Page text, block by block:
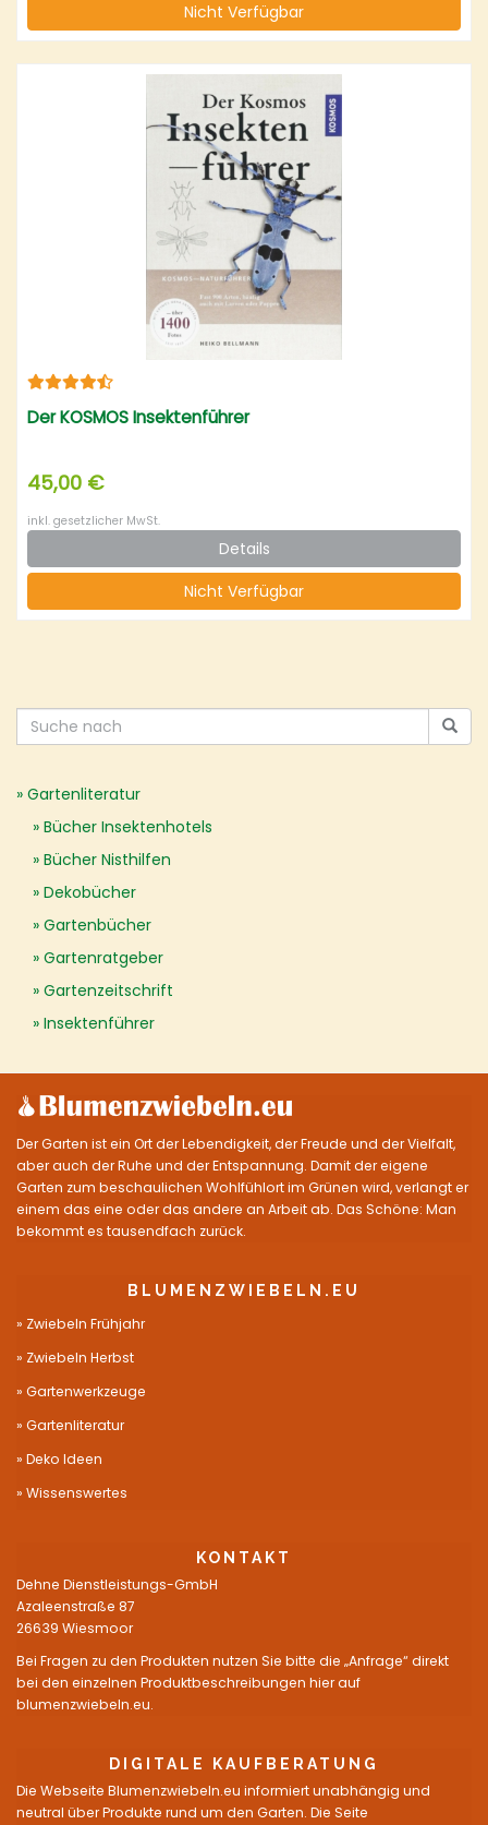
Nicht Verfügbar
Der KOSMOS Insektenführer
45,00 €
inkl. gesetzlicher MwSt.
Details
Nicht Verfügbar
Gartenliteratur
Bücher Insektenhotels
Bücher Nisthilfen
Dekobücher
Gartenbücher
Gartenratgeber
Gartenzeitschrift
Insektenführer
Der Garten ist ein Ort der Lebendigkeit, der Freude und der Vielfalt,
aber auch der Ruhe und der Entspannung. Damit der eigene
Garten zum beschaulichen Wohlfühlort im Grünen wird, verlangt er
einem das eine oder das andere an Arbeit ab. Das Schöne: Man
bekommt es tausendfach zurück.
BLUMENZWIEBELN.EU
Zwiebeln Frühjahr
Zwiebeln Herbst
Gartenwerkzeuge
Gartenliteratur
Deko Ideen
Wissenswertes
KONTAKT
Dehne Dienstleistungs-GmbH
Azaleenstraße 87
26639 Wiesmoor
Bei Fragen zu den Produkten nutzen Sie bitte die „Anfrage“ direkt
bei den einzelnen Produktbeschreibungen hier auf
blumenzwiebeln.eu.
DIGITALE KAUFBERATUNG
Die Webseite Blumenzwiebeln.eu informiert unabhängig und
neutral über Produkte rund um den Garten. Die Seite